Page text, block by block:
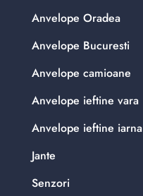
Anvelope Oradea
Anvelope Bucuresti
Anvelope camioane
Anvelope ieftine vara
Anvelope ieftine iarna
Jante
Senzori